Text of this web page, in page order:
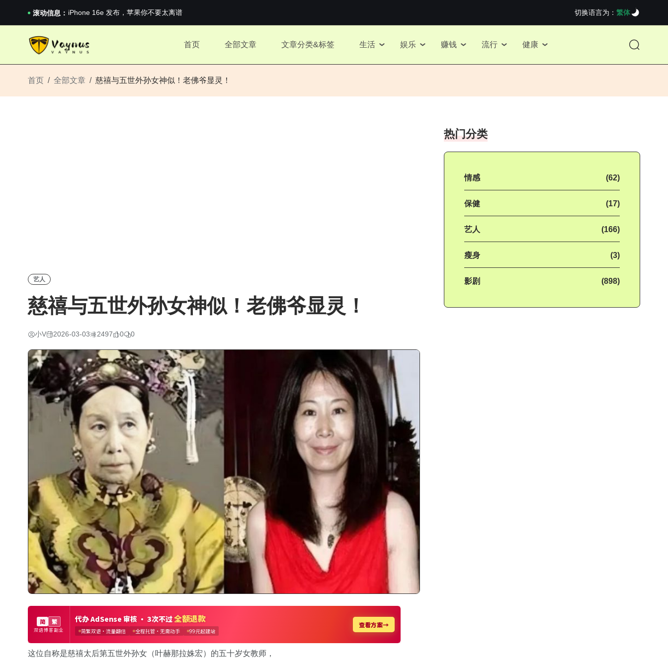
滚动信息： iPhone 16e 发布，苹果你不要太离谱
2026澳网男单收官：全满贯对上全满亚，德约...
iPhone 16e 发布，苹果你不要太离谱
切换语言为： 繁体
首页 全部文章 文章分类&标签 生活 娱乐 赚钱 流行 健康
首页 全部文章 慈禧与五世外孙女神似！老佛爷显灵！
艺人
慈禧与五世外孙女神似！老佛爷显灵！
小V 2026-03-03 2497 0 0
这位自称是慈禧太后第五世外孙女（叶赫那拉姝宏）的五十岁女教师，
热门分类
情感 (62)
保健 (17)
艺人 (166)
瘦身 (3)
影剧 (898)